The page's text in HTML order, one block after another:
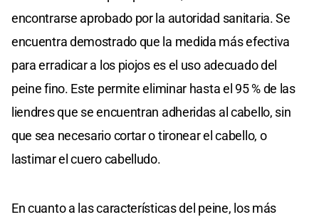
encontrarse aprobado por la autoridad sanitaria. Se
encuentra demostrado que la medida más efectiva
para erradicar a los piojos es el uso adecuado del
peine fino. Este permite eliminar hasta el 95 % de las
liendres que se encuentran adheridas al cabello, sin
que sea necesario cortar o tironear el cabello, o
lastimar el cuero cabelludo.
En cuanto a las características del peine, los más